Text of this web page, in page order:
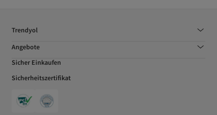
Trendyol
Angebote
Sicher Einkaufen
Sicherheitszertifikat